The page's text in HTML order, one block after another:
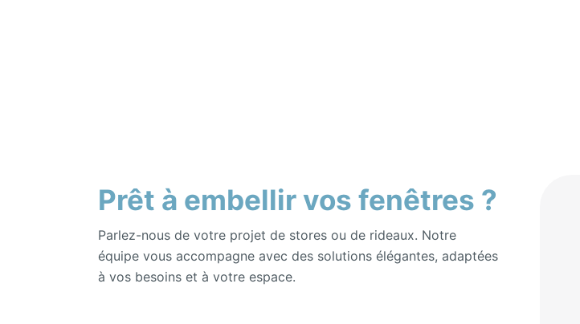
Prêt à embellir vos fenêtres ?
Parlez-nous de votre projet de stores ou de rideaux. Notre
équipe vous accompagne avec des solutions élégantes, adaptées
à vos besoins et à votre espace.